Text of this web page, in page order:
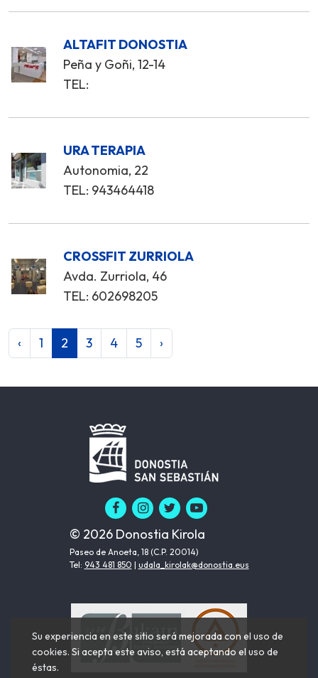
ALTAFIT DONOSTIA
Peña y Goñi, 12-14
TEL:
URA TERAPIA
Autonomia, 22
TEL: 943464418
CROSSFIT ZURRIOLA
Avda. Zurriola, 46
TEL: 602698205
‹ 1 2 3 4 5 ›
© 2026 Donostia Kirola
Paseo de Anoeta, 18 (C.P. 20014)
Tel: 943 481 850 | udala_kirolak@donostia.eus
Su experiencia en este sitio será mejorada con el uso de
cookies. Si acepta este aviso, está aceptando el uso de
éstas.